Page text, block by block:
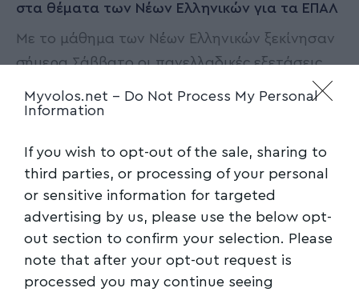
Myvolos.net - Do Not Process My Personal
Information
If you wish to opt-out of the sale, sharing to
third parties, or processing of your personal
or sensitive information for targeted
advertising by us, please use the below opt-
out section to confirm your selection. Please
note that after your opt-out request is
processed you may continue seeing
στα θέματα των Νέων Ελληνικών για τα ΕΠΑΛ
Με το μάθημα των Νέων Ελληνικών ξεκίνησαν
σήμερα Σάββατο οι πανελλαδικές εξετάσεις
…
Newsroom 30/05/2026